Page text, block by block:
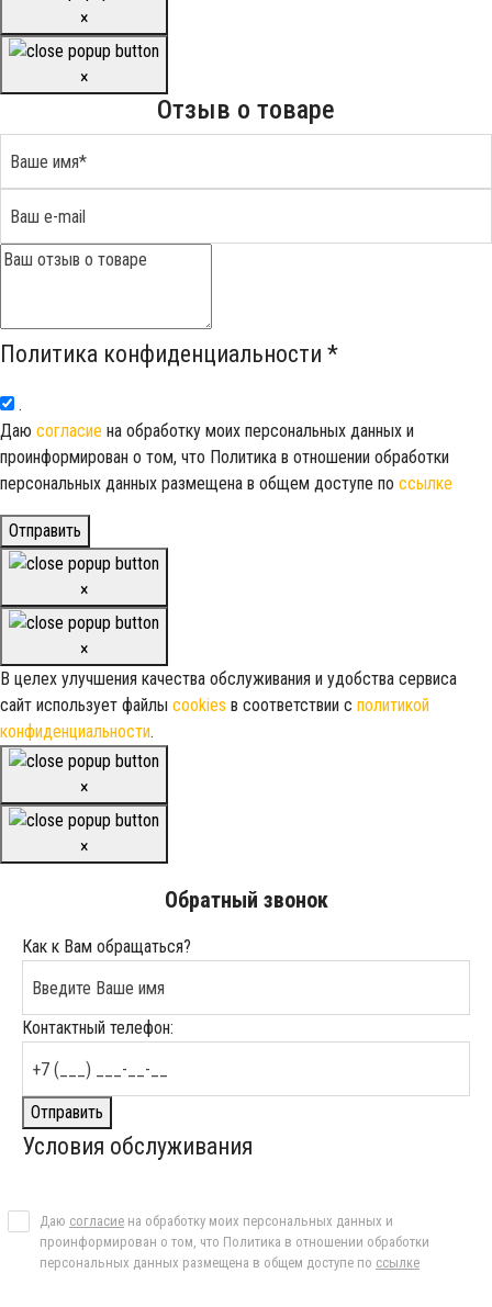
×
×
Отзыв о товаре
Политика конфиденциальности *
.
Даю согласие на обработку моих персональных данных и
проинформирован о том, что Политика в отношении обработки
персональных данных размещена в общем доступе по ссылке
Отправить
×
×
В целех улучшения качества обслуживания и удобства сервиса
сайт использует файлы cookies в соответствии с политикой
конфиденциальности.
×
×
Обратный звонок
Как к Вам обращаться?
Контактный телефон:
Отправить
Условия обслуживания
Даю согласие на обработку моих персональных данных и
проинформирован о том, что Политика в отношении обработки
персональных данных размещена в общем доступе по ссылке